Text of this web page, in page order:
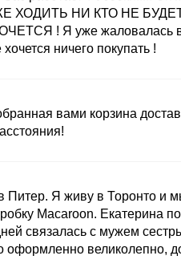
ХОДИТЬ НИ КТО НЕ БУДЕТ
! Я уже жаловалась
ничего покупать !
вами корзина
Я живу в Торонто и
Macaroon. Екатерина
связалась с мужем
оформленно великолепно,